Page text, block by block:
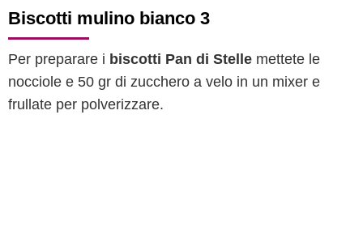
Biscotti mulino bianco 3
Per preparare i biscotti Pan di Stelle mettete le
nocciole e 50 gr di zucchero a velo in un mixer e
frullate per polverizzare.